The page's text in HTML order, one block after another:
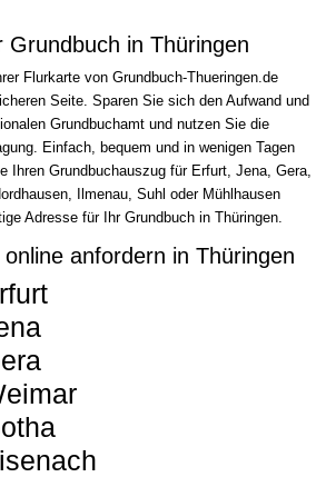
Grundbuch in Thüringen
Flurkarte von Grundbuch-Thueringen.de
Seite. Sparen Sie sich den Aufwand und
Grundbuchamt und nutzen Sie die
Einfach, bequem und in wenigen Tagen
Ihren Grundbuchauszug für Erfurt, Jena, Gera,
Ilmenau, Suhl oder Mühlhausen
Adresse für Ihr Grundbuch in Thüringen.
anfordern in Thüringen